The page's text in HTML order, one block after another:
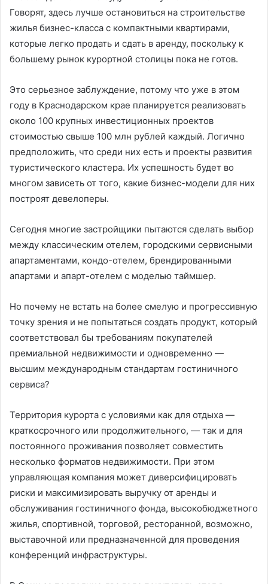
Говорят, здесь лучше остановиться на строительстве
жилья бизнес-класса с компактными квартирами,
которые легко продать и сдать в аренду, поскольку к
большему рынок курортной столицы пока не готов.
Это серьезное заблуждение, потому что уже в этом
году в Краснодарском крае планируется реализовать
около 100 крупных инвестиционных проектов
стоимостью свыше 100 млн рублей каждый. Логично
предположить, что среди них есть и проекты развития
туристического кластера. Их успешность будет во
многом зависеть от того, какие бизнес-модели для них
построят девелоперы.
Сегодня многие застройщики пытаются сделать выбор
между классическим отелем, городскими сервисными
апартаментами, кондо-отелем, брендированными
апартами и апарт-отелем с моделью таймшер.
Но почему не встать на более смелую и прогрессивную
точку зрения и не попытаться создать продукт, который
соответствовал бы требованиям покупателей
премиальной недвижимости и одновременно —
высшим международным стандартам гостиничного
сервиса?
Территория курорта с условиями как для отдыха —
краткосрочного или продолжительного, — так и для
постоянного проживания позволяет совместить
несколько форматов недвижимости. При этом
управляющая компания может диверсифицировать
риски и максимизировать выручку от аренды и
обслуживания гостиничного фонда, высокобюджетного
жилья, спортивной, торговой, ресторанной, возможно,
выставочной или предназначенной для проведения
конференций инфраструктуры.